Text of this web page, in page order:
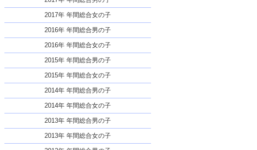
2017年 年間総合女の子
2016年 年間総合男の子
2016年 年間総合女の子
2015年 年間総合男の子
2015年 年間総合女の子
2014年 年間総合男の子
2014年 年間総合女の子
2013年 年間総合男の子
2013年 年間総合女の子